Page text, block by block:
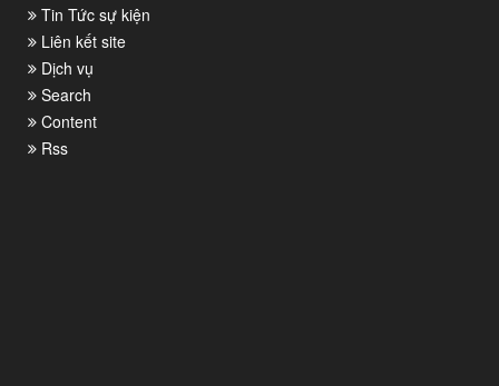
Tin Tức sự kiện
Liên kết site
Dịch vụ
Search
Content
Rss